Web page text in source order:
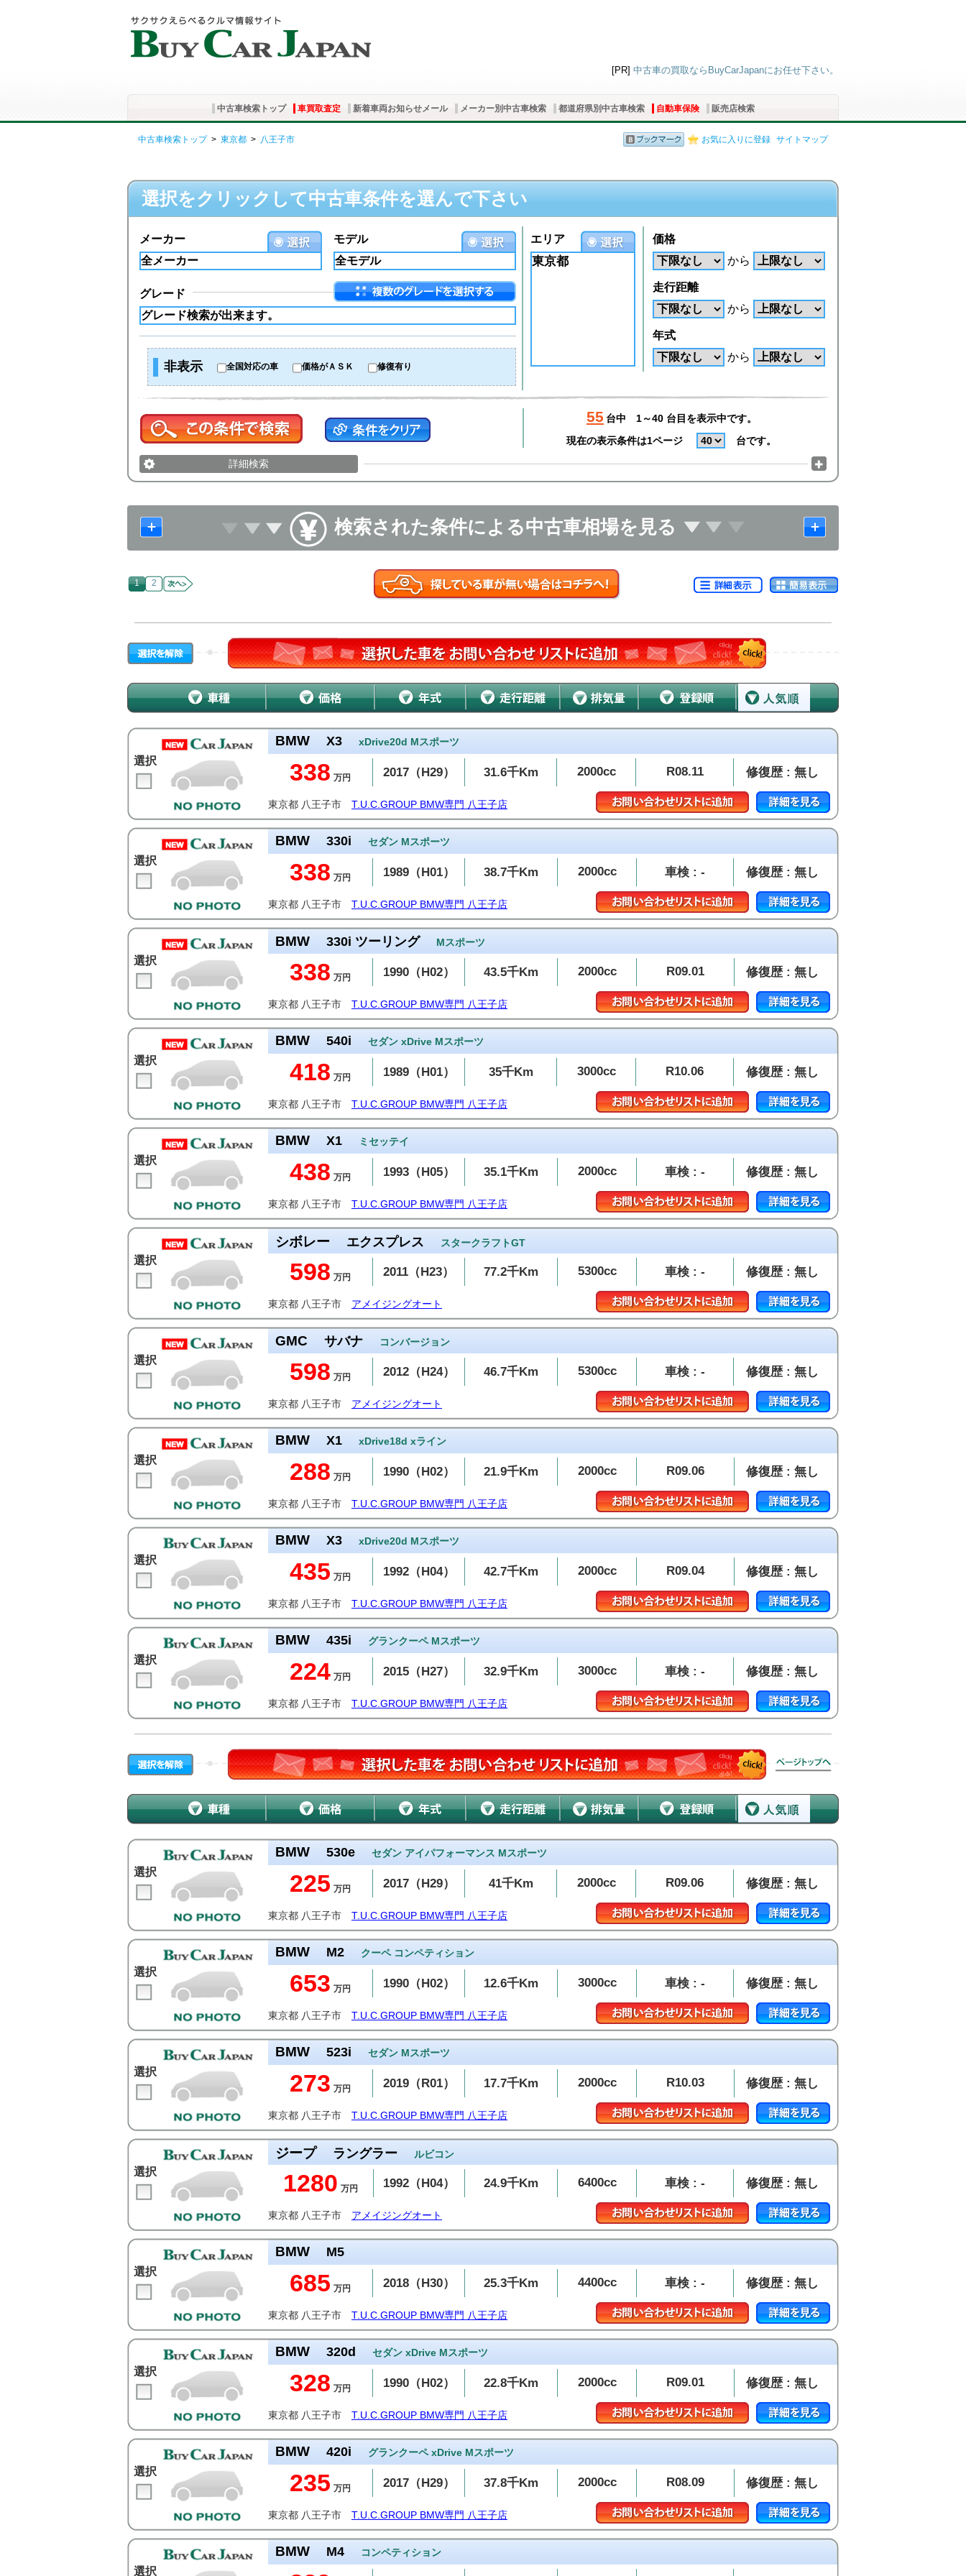
[PR] 中古車の買取ならBuyCarJapanにお任せ下さい。
中古車検索トップ 車買取査定 新着車両お知らせメール メーカー別中古車検索 都道府県別中古車検索 自動車保険 販売店検索
お気に入りに登録 サイトマップ
中古車検索トップ> 東京都 > 八王子市
選択をクリックして中古車条件を選んで下さい
モデル
メーカー
グレード
非表示 全国対応の車 価格がＡＳＫ 修復有り
エリア
東京都
価格
から
走行距離
から
年式
から
55 台中
1～40 台目を表示中です。
現在の表示条件は1ページ
台です。
詳細検索
検索された条件による中古車相場を見る
1 2
選択
BMW X3 xDrive20d Mスポーツ
338 万円 2017（H29） 31.6千Km 2000cc R08.11 修復歴 : 無し
東京都 八王子市 T.U.C.GROUP BMW専門 八王子店
選択
BMW 330i セダン Mスポーツ
338 万円 1989（H01） 38.7千Km 2000cc 車検 : - 修復歴 : 無し
東京都 八王子市 T.U.C.GROUP BMW専門 八王子店
選択
BMW 330i ツーリング Mスポーツ
338 万円 1990（H02） 43.5千Km 2000cc R09.01 修復歴 : 無し
東京都 八王子市 T.U.C.GROUP BMW専門 八王子店
選択
BMW 540i セダン xDrive Mスポーツ
418 万円 1989（H01） 35千Km 3000cc R10.06 修復歴 : 無し
東京都 八王子市 T.U.C.GROUP BMW専門 八王子店
選択
BMW X1 ミセッテイ
438 万円 1993（H05） 35.1千Km 2000cc 車検 : - 修復歴 : 無し
東京都 八王子市 T.U.C.GROUP BMW専門 八王子店
選択
シボレー エクスプレス スタークラフトGT
598 万円 2011（H23） 77.2千Km 5300cc 車検 : - 修復歴 : 無し
東京都 八王子市 アメイジングオート
選択
GMC サバナ コンバージョン
598 万円 2012（H24） 46.7千Km 5300cc 車検 : - 修復歴 : 無し
東京都 八王子市 アメイジングオート
選択
BMW X1 xDrive18d xライン
288 万円 1990（H02） 21.9千Km 2000cc R09.06 修復歴 : 無し
東京都 八王子市 T.U.C.GROUP BMW専門 八王子店
選択
BMW X3 xDrive20d Mスポーツ
435 万円 1992（H04） 42.7千Km 2000cc R09.04 修復歴 : 無し
東京都 八王子市 T.U.C.GROUP BMW専門 八王子店
選択
BMW 435i グランクーペ Mスポーツ
224 万円 2015（H27） 32.9千Km 3000cc 車検 : - 修復歴 : 無し
東京都 八王子市 T.U.C.GROUP BMW専門 八王子店
選択
BMW 530e セダン アイパフォーマンス Mスポーツ
225 万円 2017（H29） 41千Km 2000cc R09.06 修復歴 : 無し
東京都 八王子市 T.U.C.GROUP BMW専門 八王子店
選択
BMW M2 クーペ コンペティション
653 万円 1990（H02） 12.6千Km 3000cc 車検 : - 修復歴 : 無し
東京都 八王子市 T.U.C.GROUP BMW専門 八王子店
選択
BMW 523i セダン Mスポーツ
273 万円 2019（R01） 17.7千Km 2000cc R10.03 修復歴 : 無し
東京都 八王子市 T.U.C.GROUP BMW専門 八王子店
選択
ジープ ラングラー ルビコン
1280 万円 1992（H04） 24.9千Km 6400cc 車検 : - 修復歴 : 無し
東京都 八王子市 アメイジングオート
選択
BMW M5
685 万円 2018（H30） 25.3千Km 4400cc 車検 : - 修復歴 : 無し
東京都 八王子市 T.U.C.GROUP BMW専門 八王子店
選択
BMW 320d セダン xDrive Mスポーツ
328 万円 1990（H02） 22.8千Km 2000cc R09.01 修復歴 : 無し
東京都 八王子市 T.U.C.GROUP BMW専門 八王子店
選択
BMW 420i グランクーペ xDrive Mスポーツ
235 万円 2017（H29） 37.8千Km 2000cc R08.09 修復歴 : 無し
東京都 八王子市 T.U.C.GROUP BMW専門 八王子店
選択
BMW M4 コンペティション